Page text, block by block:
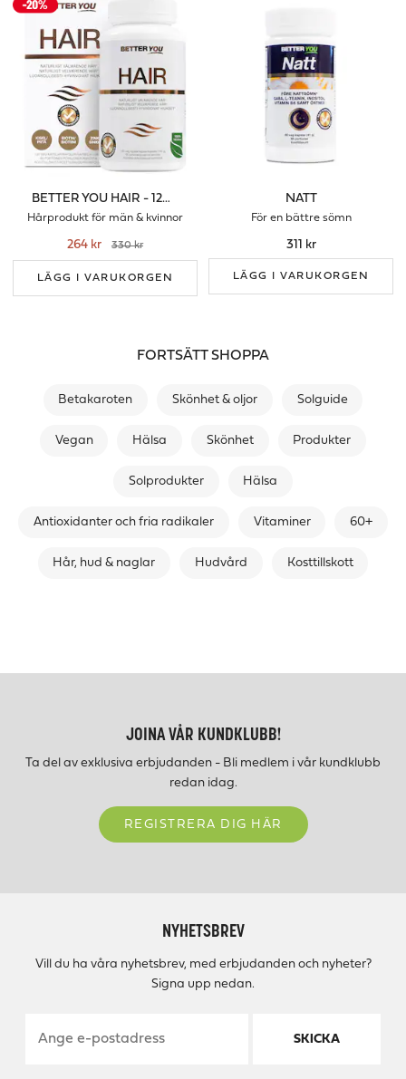
BETTER YOU HAIR - 120 KAPS
Hårprodukt för män & kvinnor
264 kr 330 kr
LÄGG I VARUKORGEN
NATT
För en bättre sömn
311 kr
LÄGG I VARUKORGEN
FORTSÄTT SHOPPA
Betakaroten Skönhet & oljor Solguide
Vegan Hälsa Skönhet Produkter
Solprodukter Hälsa
Antioxidanter och fria radikaler Vitaminer 60+
Hår, hud & naglar Hudvård Kosttillskott
JOINA VÅR KUNDKLUBB!
Ta del av exklusiva erbjudanden - Bli medlem i vår kundklubb
redan idag.
REGISTRERA DIG HÄR
NYHETSBREV
Vill du ha våra nyhetsbrev, med erbjudanden och nyheter?
Signa upp nedan.
SKICKA